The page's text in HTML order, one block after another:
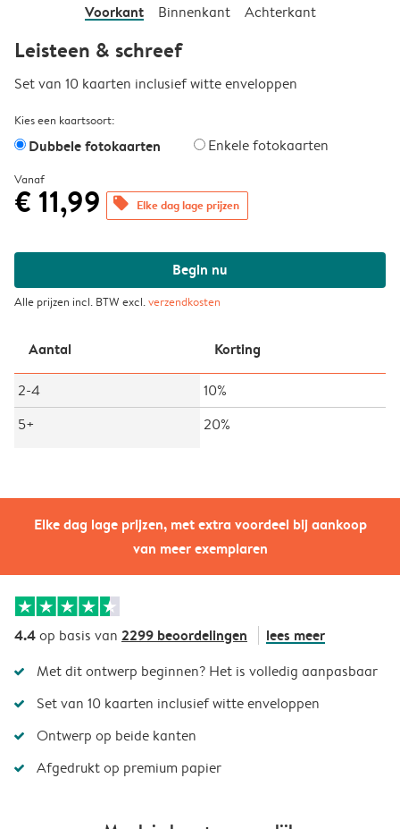
Elke dag lage prijzen, met extra voordeel bij aankoop
van meer exemplaren
Voorkant Binnenkant Achterkant
Leisteen & schreef
Set van 10 kaarten inclusief witte enveloppen
Kies een kaartsoort:
Dubbele fotokaarten Enkele fotokaarten
Vanaf
€ 11,99 offers Elke dag lage prijzen
Begin nu
Alle prijzen incl. BTW excl.verzendkosten
Aantal Korting
2-4
10%
5+
20%
4.4op basis van 2299 beoordelingen lees meer
Met dit ontwerp beginnen? Het is volledig aanpasbaar
Set van 10 kaarten inclusief witte enveloppen
Ontwerp op beide kanten
Afgedrukt op premium papier